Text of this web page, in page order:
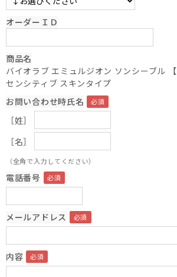
オーダーＩＤ
商品名
バイオラブ エミュルジオン ソンシーブル 【
センシティブ スキンタイプ
お問い合わせ時氏名
［姓］
［名］
（全角で入力してください）
電話番号
メールアドレス
内容